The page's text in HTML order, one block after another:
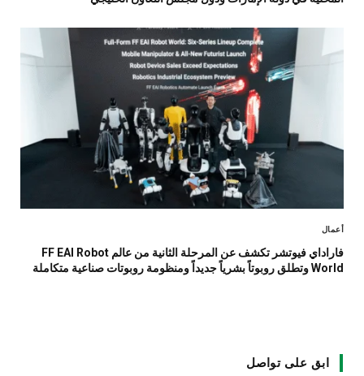
أعمال
فاراداي فيوتشر تكشف عن المرحلة الثانية من عالم FF EAI Robot
World وتطلق روبوتاً بشرياً جديداً ومنظومة روبوتات صناعية متكاملة
ابق على تواصل